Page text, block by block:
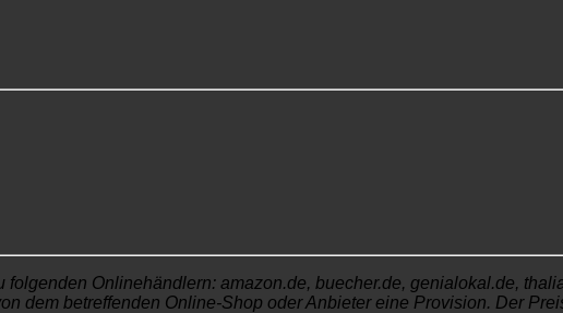
Onlinehändlern: amazon.de, buecher.de, genialokal.de,
dem betreffenden Online-Shop oder Anbieter eine Provision. Der